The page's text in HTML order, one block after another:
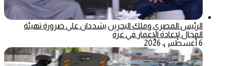
الرئيس المصري وملك البحرين يشددان على ضرورة تهيئة
المجال لإعادة الإعمار في غزة
6 أغسطس، 2026